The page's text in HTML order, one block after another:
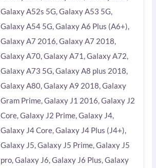
Galaxy A52s 5G, Galaxy A53 5G,
Galaxy A54 5G, Galaxy A6 Plus (A6+),
Galaxy A7 2016, Galaxy A7 2018,
Galaxy A70, Galaxy A71, Galaxy A72,
Galaxy A73 5G, Galaxy A8 plus 2018,
Galaxy A80, Galaxy A9 2018, Galaxy
Gram Prime, Galaxy J1 2016, Galaxy J2
Core, Galaxy J2 Prime, Galaxy J4,
Galaxy J4 Core, Galaxy J4 Plus (J4+),
Galaxy J5, Galaxy J5 Prime, Galaxy J5
pro, Galaxy J6, Galaxy J6 Plus, Galaxy